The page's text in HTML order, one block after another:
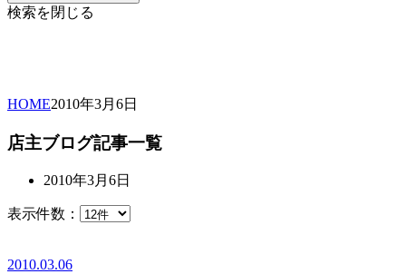
検索を閉じる
HOME2010年3月 6日
店主ブログ記事一覧
2010年3月6日
表示件数：
2010.03.06